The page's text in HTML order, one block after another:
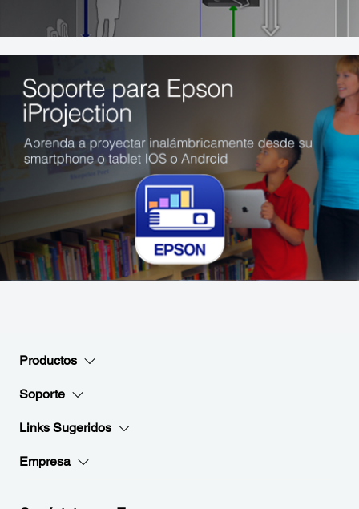
Productos
Soporte
Links Sugeridos
Empresa